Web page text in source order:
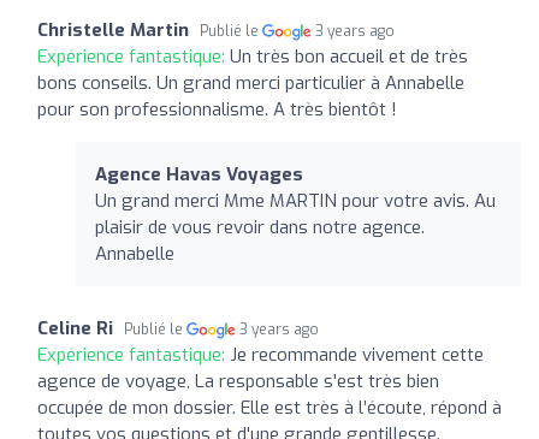
Christelle Martin Publié le 3 years ago
Expérience fantastique: Un très bon accueil et de très
bons conseils. Un grand merci particulier à Annabelle
pour son professionnalisme. A très bientôt !
Agence Havas Voyages
Un grand merci Mme MARTIN pour votre avis. Au
plaisir de vous revoir dans notre agence.
Annabelle
Celine Ri Publié le 3 years ago
Expérience fantastique: Je recommande vivement cette
agence de voyage, La responsable s'est très bien
occupée de mon dossier. Elle est très à l’écoute, répond à
toutes vos questions et d'une grande gentillesse.